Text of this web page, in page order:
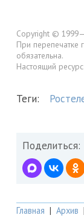
Copyright ©
При перепечатке
обязательна.
Настоящий
Теги:
Поделиться:
Главная | Архив |